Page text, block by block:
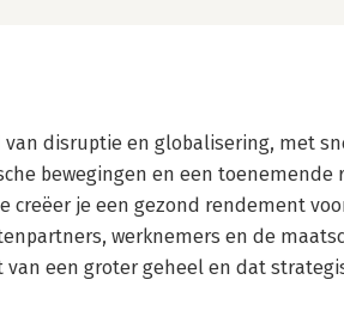
disruptie en globalisering, met
bewegingen en een toenemende
creëer je een gezond rendement
werknemers en de
een groter geheel en dat